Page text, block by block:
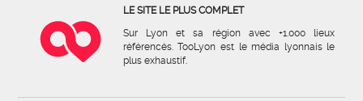
LE SITE LE PLUS COMPLET
Sur Lyon et sa région avec +1.000 lieux
référencés. TooLyon est le média lyonnais le
plus exhaustif.